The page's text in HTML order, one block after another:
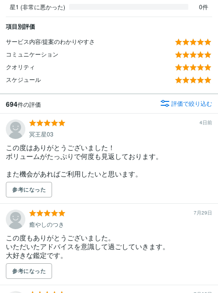
星1 (非常に悪かった)
0件
項目別評価
サービス内容/提案のわかりやすさ
コミュニケーション
クオリティ
スケジュール
694件の評価 評価で絞り込む
4日前
冥王星03
この度はありがとうございました！
ボリュームがたっぷりで何度も見返しております。
また機会があればご利用したいと思います。
参考になった
7月29日
癒やしのつき
この度もありがとうございました。
いただいたアドバイスを意識して過ごしていきます。
大好きな鑑定です。
参考になった